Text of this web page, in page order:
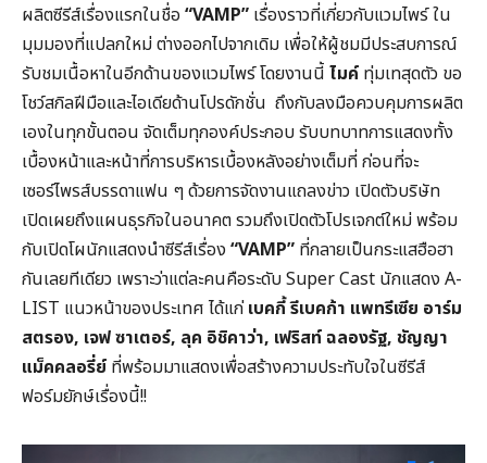
ผลิตซีรีส์เรื่องแรกในชื่อ “VAMP” เรื่องราวที่เกี่ยวกับแวมไพร์ ใน
มุมมองที่แปลกใหม่ ต่างออกไปจากเดิม เพื่อให้ผู้ชมมีประสบการณ์
รับชมเนื้อหาในอีกด้านของแวมไพร์ โดยงานนี้ ไมค์ ทุ่มเทสุดตัว ขอ
โชว์สกิลฝีมือและไอเดียด้านโปรดักชั่น ถึงกับลงมือควบคุมการผลิต
เองในทุกขั้นตอน จัดเต็มทุกองค์ประกอบ รับบทบาทการแสดงทั้ง
เบื้องหน้าและหน้าที่การบริหารเบื้องหลังอย่างเต็มที่ ก่อนที่จะ
เซอร์ไพรส์บรรดาแฟน ๆ ด้วยการจัดงานแถลงข่าว เปิดตัวบริษัท
เปิดเผยถึงแผนธุรกิจในอนาคต รวมถึงเปิดตัวโปรเจกต์ใหม่ พร้อม
กับเปิดโผนักแสดงนำซีรีส์เรื่อง “VAMP” ที่กลายเป็นกระแสฮือฮา
กันเลยทีเดียว เพราะว่าแต่ละคนคือระดับ Super Cast นักแสดง A-
LIST แนวหน้าของประเทศ ได้แก่เบคกี้ รีเบคก้า แพทรีเซีย อาร์ม
สตรอง, เจฟ ซาเตอร์, ลุค อิชิคาว่า, เฟริสท์ ฉลองรัฐ, ชัญญา
แม็คคลอรี่ย์ ที่พร้อมมาแสดงเพื่อสร้างความประทับใจในซีรีส์
ฟอร์มยักษ์เรื่องนี้!!